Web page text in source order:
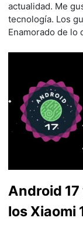
actualidad. Me
tecnología. Los
Enamorado de lo
Android
los Xiaomi